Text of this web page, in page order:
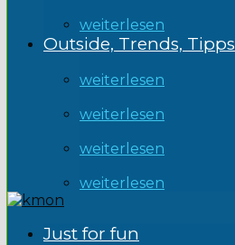
weiterlesen
Outside, Trends, Tipps
weiterlesen
weiterlesen
weiterlesen
weiterlesen
Just for fun